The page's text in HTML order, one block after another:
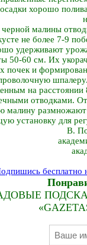
хорошо
малины
не более 7-9
удерживают
50-60 см. Их
и
на
отводками.
малину
установку для
В.